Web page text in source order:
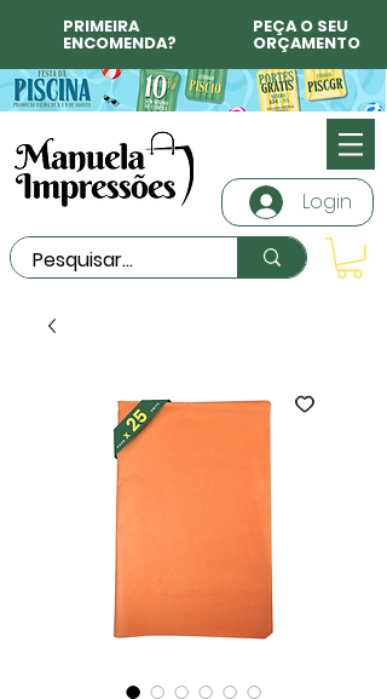
PRIMEIRA
ENCOMENDA?
PEÇA O SEU
ORÇAMENTO
Login